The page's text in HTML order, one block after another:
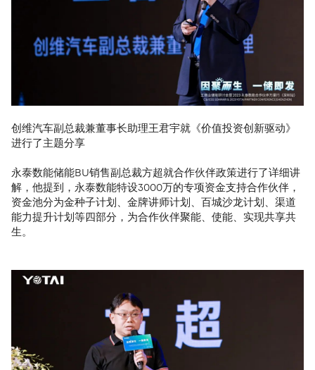
创维汽车副总裁兼董事长助理王君宇就《价值投资创新驱动》
进行了主题分享
永泰数能储能BU销售副总裁方超就合作伙伴政策进行了详细讲
解，他提到，永泰数能特设3000万的专项资金支持合作伙伴，
资金池分为金种子计划、金牌讲师计划、百城沙龙计划、渠道
能力提升计划等四部分，为合作伙伴聚能、使能、实现共享共
生。